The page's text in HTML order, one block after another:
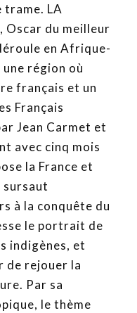
trame. LA
Oscar du meilleur
en Afrique-
région où
français et un
Français
Jean Carmet et
avec cinq mois
la France et
sursaut
à la conquête du
le portrait de
indigènes, et
de rejouer la
Par sa
le thème